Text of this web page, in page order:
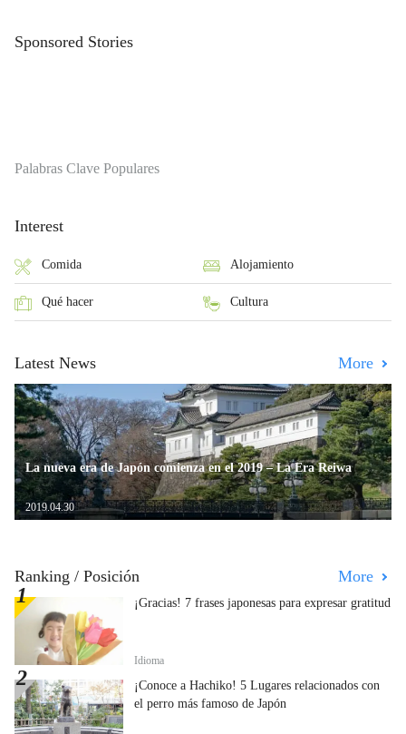
Sponsored Stories
Palabras Clave Populares
Interest
Comida Alojamiento
Qué hacer Cultura
Latest News More
La nueva era de Japón comienza en el 2019 – La Era Reiwa
2019.04.30
Ranking / Posición More
¡Gracias! 7 frases japonesas para expresar gratitud
Idioma
¡Conoce a Hachiko! 5 Lugares relacionados con
el perro más famoso de Japón